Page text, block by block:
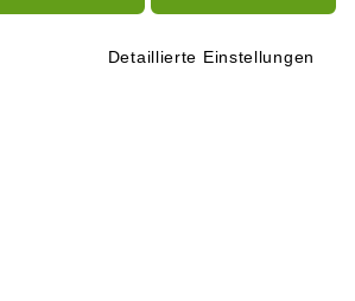
Detaillierte Einstellungen